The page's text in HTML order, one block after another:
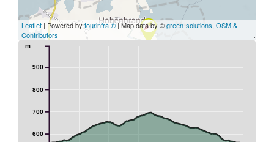
Leaflet | Powered bytourinfra ®| Map data by ©green-solutions, OSM &
Contributors
600
700
800
900
m